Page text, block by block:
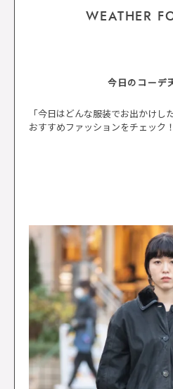
WEATHER
今日のコーデ
「今日はどんな服装でお出かけし
おすすめファッションをチェック！